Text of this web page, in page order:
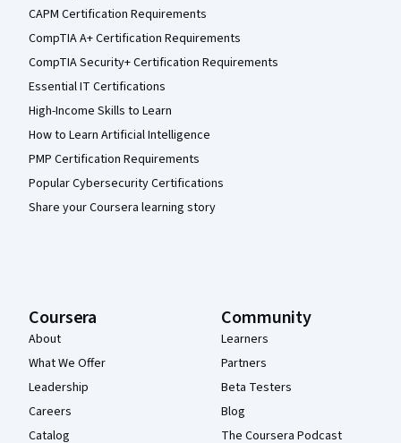
CAPM Certification Requirements
CompTIA A+ Certification Requirements
CompTIA Security+ Certification Requirements
Essential IT Certifications
High-Income Skills to Learn
How to Learn Artificial Intelligence
PMP Certification Requirements
Popular Cybersecurity Certifications
Share your Coursera learning story
Coursera
About
What We Offer
Leadership
Careers
Catalog
Community
Learners
Partners
Beta Testers
Blog
The Coursera Podcast